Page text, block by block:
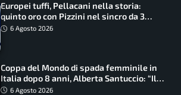
Europei tuffi, Pellacani nella storia:
quinto oro con Pizzini nel sincro da 3
metri
6 Agosto 2026
Coppa del Mondo di spada femminile in
Italia dopo 8 anni, Alberta Santuccio: “Il
lavoro dà sempre i suoi frutti”
6 Agosto 2026